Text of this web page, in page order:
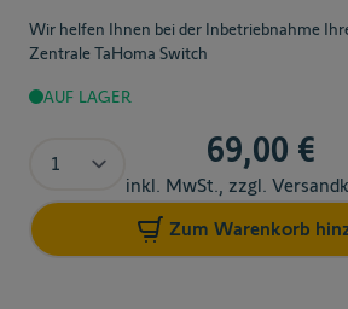
Wir helfen Ihnen bei der Inbetriebnahme
Zentrale TaHoma Switch
AUF LAGER
69,00 €
inkl. MwSt., zzgl.
Zum Warenkorb